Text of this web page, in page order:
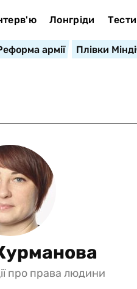
Лонгріди Тести
армії Плівки
про права людини